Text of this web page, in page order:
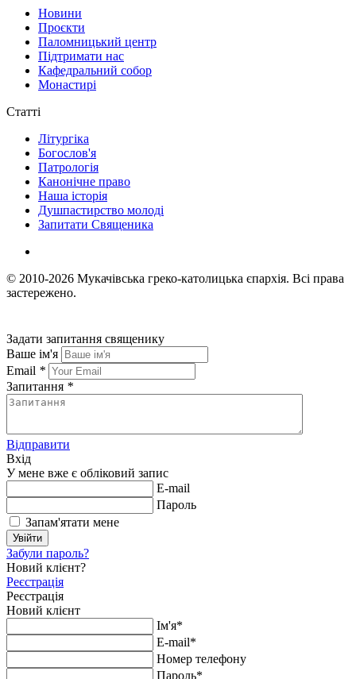
Новини
Проєкти
Паломницький центр
Підтримати нас
Кафедральний собор
Монастирі
Статті
Літургіка
Богослов'я
Патрологія
Канонічне право
Наша історія
Душпастирство молоді
Запитати Священика
© 2010-2026 Мукачівська греко-католицька єпархія. Всі права
застережено.
Задати запитання священику
Ваше ім'я
Email *
Запитання *
Відправити
Вхід
У мене вже є обліковий запис
E-mail
Пароль
Запам'ятати мене
Увійти
Забули пароль?
Новий клієнт?
Реєстрація
Реєстрація
Новий клієнт
Ім'я*
E-mail*
Номер телефону
Пароль*